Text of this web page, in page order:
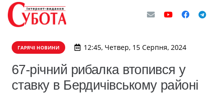
ГАРЯЧІ НОВИНИ 12:45, Четвер, 15 Серпня, 2024
67-річний рибалка втопився у
ставку в Бердичівському районі